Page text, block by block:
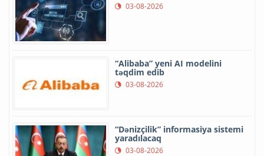
03-08-2026
“Alibaba” yeni AI modelini
təqdim edib
03-08-2026
“Dənizçilik” informasiya sistemi
yaradılacaq
03-08-2026